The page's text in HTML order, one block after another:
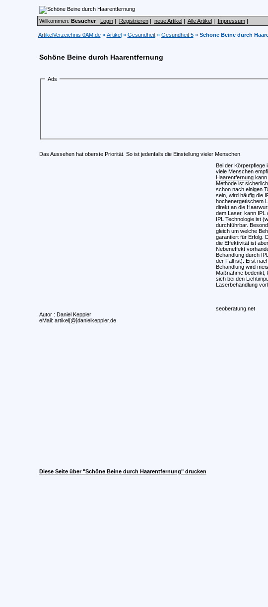
Willkommen: Besucher Login| Registrieren| neue Artikel| Alle Artikel| Impressum|
ArtikelVerzeichnis 0AM.de» Artikel» Gesundheit» Gesundheit 5» Schöne Beine durch
Schöne Beine durch Haarentfernung
Ads
Das Aussehen hat oberste Priorität. So ist jedenfalls die Einstellung vieler Menschen.
Bei der Körperpflege
viele Menschen
Haarentfernungkann
Methode ist
schon nach einigen
sein, wird häufig die
hochenergetischem
direkt an die
dem Laser, kann IPL
IPL Technologie ist
durchführbar.
gleich um welche
garantiert für Erfolg.
die Effektivität ist
Nebeneffekt
Behandlung durch
der Fall ist). Erst
Behandlung wird
Maßnahme bedenkt,
sich bei den
Laserbehandlung
seoberatung.net
Autor : Daniel Keppler
eMail: artikel[@]danielkeppler.de
Diese Seite über "Schöne Beine durch Haarentfernung" drucken